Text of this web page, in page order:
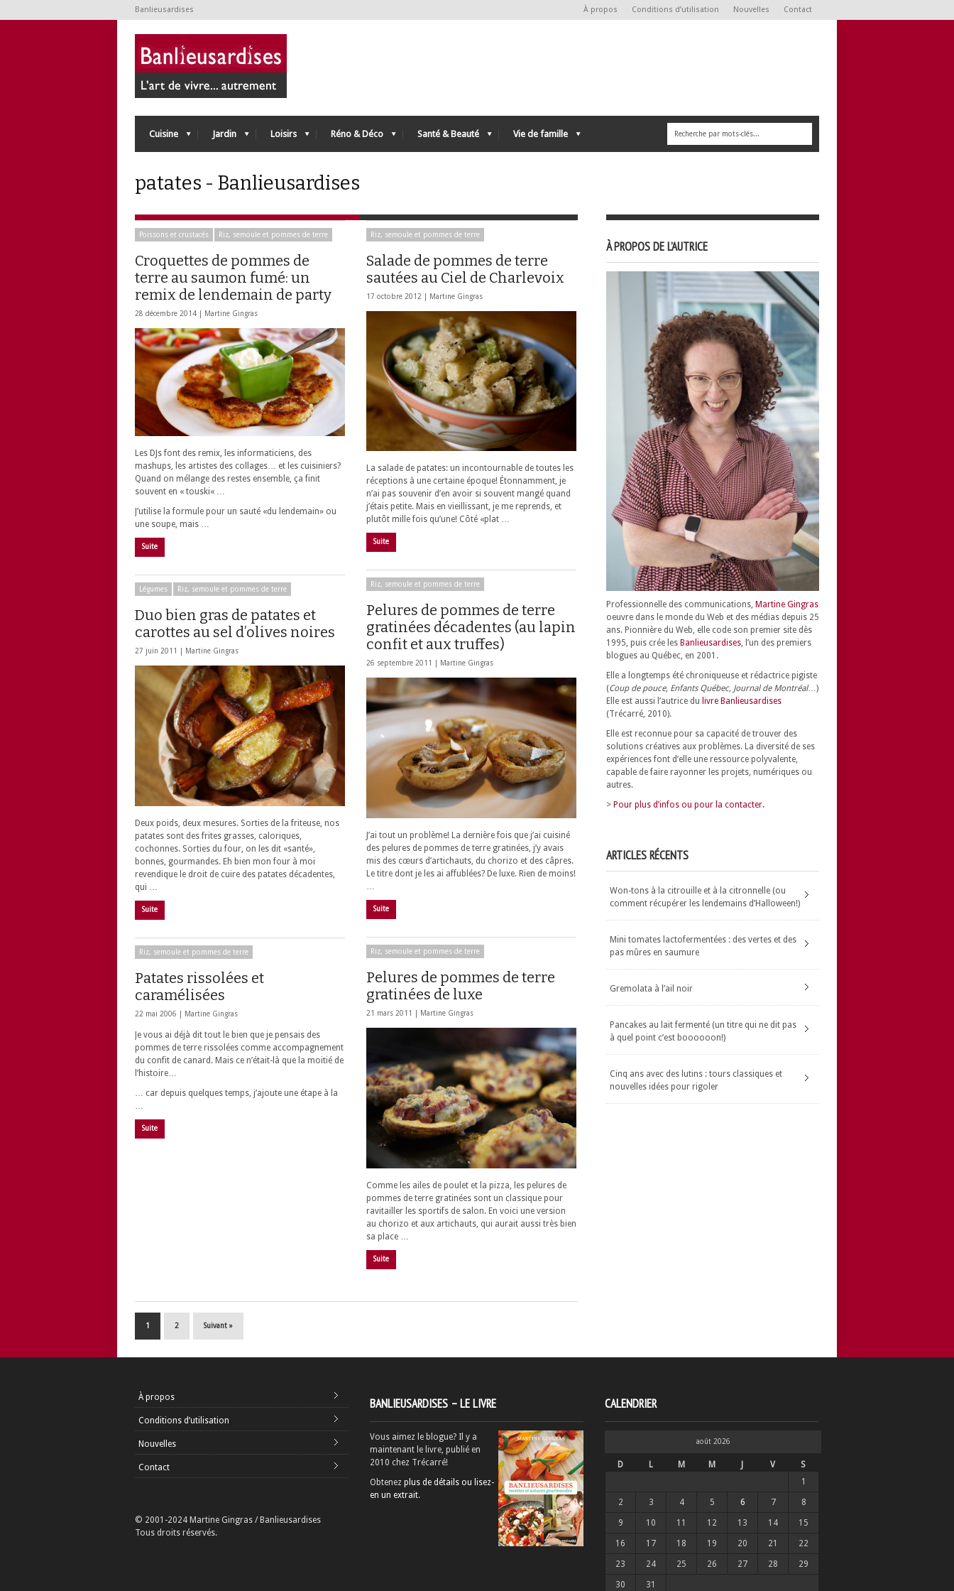
Banlieusardises À propos Conditions d’utilisation Nouvelles Contact
Cuisine Jardin Loisirs Réno & Déco Santé & Beauté Vie de famille
patates - Banlieusardises
Poissons et crustacés Riz, semoule et pommes de terre
Croquettes de pommes de
terre au saumon fumé: un
remix de lendemain de party
28 décembre 2014 | Martine Gingras
Les DJs font des remix, les informaticiens, des
mashups, les artistes des collages… et les cuisiniers?
Quand on mélange des restes ensemble, ça finit
souvent en « touski« …
J’utilise la formule pour un sauté «du lendemain» ou
une soupe, mais …
Suite
Riz, semoule et pommes de terre
Salade de pommes de terre
sautées au Ciel de Charlevoix
17 octobre 2012 | Martine Gingras
La salade de patates: un incontournable de toutes les
réceptions à une certaine époque! Étonnamment, je
n’ai pas souvenir d’en avoir si souvent mangé quand
j’étais petite. Mais en vieillissant, je me reprends, et
plutôt mille fois qu’une! Côté «plat …
Suite
Riz, semoule et pommes de terre
Pelures de pommes de terre
gratinées décadentes (au lapin
confit et aux truffes)
26 septembre 2011 | Martine Gingras
J’ai tout un problème! La dernière fois que j’ai cuisiné
des pelures de pommes de terre gratinées, j’y avais
mis des cœurs d’artichauts, du chorizo et des câpres.
Le titre dont je les ai affublées? De luxe. Rien de moins!
…
Suite
Légumes Riz, semoule et pommes de terre
Duo bien gras de patates et
carottes au sel d’olives noires
27 juin 2011 | Martine Gingras
Deux poids, deux mesures. Sorties de la friteuse, nos
patates sont des frites grasses, caloriques,
cochonnes. Sorties du four, on les dit «santé»,
bonnes, gourmandes. Eh bien mon four à moi
revendique le droit de cuire des patates décadentes,
qui …
Suite
Riz, semoule et pommes de terre
Pelures de pommes de terre
gratinées de luxe
21 mars 2011 | Martine Gingras
Comme les ailes de poulet et la pizza, les pelures de
pommes de terre gratinées sont un classique pour
ravitailler les sportifs de salon. En voici une version
au chorizo et aux artichauts, qui aurait aussi très bien
sa place …
Suite
Riz, semoule et pommes de terre
Patates rissolées et
caramélisées
22 mai 2006 | Martine Gingras
Je vous ai déjà dit tout le bien que je pensais des
pommes de terre rissolées comme accompagnement
du confit de canard. Mais ce n’était-là que la moitié de
l’histoire…
… car depuis quelques temps, j’ajoute une étape à la
…
Suite
1 2 Suivant »
À PROPOS DE L’AUTRICE
Professionnelle des communications, Martine Gingras
oeuvre dans le monde du Web et des médias depuis 25
ans. Pionnière du Web, elle code son premier site dès
1995, puis crée les Banlieusardises , l’un des premiers
blogues au Québec, en 2001.
Elle a longtemps été chroniqueuse et rédactrice pigiste
(Coup de pouce, Enfants Québec, Journal de Montréal…)
Elle est aussi l’autrice du livre Banlieusardises
(Trécarré, 2010).
Elle est reconnue pour sa capacité de trouver des
solutions créatives aux problèmes. La diversité de ses
expériences font d’elle une ressource polyvalente,
capable de faire rayonner les projets, numériques ou
autres.
> Pour plus d’infos ou pour la contacter.
ARTICLES RÉCENTS
Won-tons à la citrouille et à la citronnelle (ou
comment récupérer les lendemains d’Halloween!)
Mini tomates lactofermentées : des vertes et des
pas mûres en saumure
Gremolata à l’ail noir
Pancakes au lait fermenté (un titre qui ne dit pas
à quel point c’est boooooon!)
Cinq ans avec des lutins : tours classiques et
nouvelles idées pour rigoler
À propos
Conditions d’utilisation
Nouvelles
Contact
© 2001-2024 Martine Gingras / Banlieusardises
Tous droits réservés.
BANLIEUSARDISES – LE LIVRE
Vous aimez le blogue? Il y a
maintenant le livre, publié en
2010 chez Trécarré!
Obtenez plus de détails ou lisez-
en un extrait.
CALENDRIER
août 2026
D L M M V
S
1
2 3 4 5 6 7 8
9 10 11 12 13 14 15
16 17 18 19 20 21 22
23 24 25 26 27 28 29
30 31